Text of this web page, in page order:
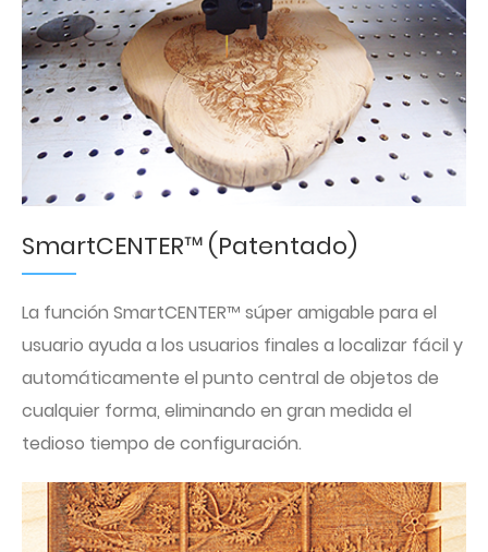
SmartCENTER™ (Patentado)
La función SmartCENTER™ súper amigable para el
usuario ayuda a los usuarios finales a localizar fácil y
automáticamente el punto central de objetos de
cualquier forma, eliminando en gran medida el
tedioso tiempo de configuración.